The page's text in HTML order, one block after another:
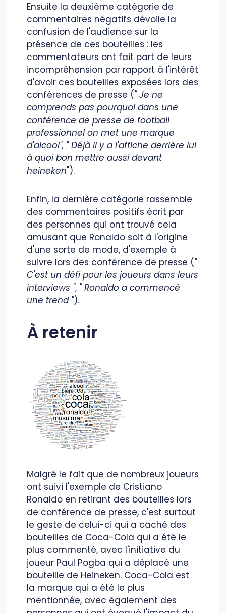
Ensuite la deuxième catégorie de
commentaires négatifs dévoile la
confusion de l'audience sur la
présence de ces bouteilles : les
commentateurs ont fait part de leurs
incompréhension par rapport à l'intérêt
d'avoir ces bouteilles exposées lors des
conférences de presse (" Je ne
comprends pas pourquoi dans une
conférence de presse de football
professionnel on met une marque
d'alcool", " Déjà il y a l'affiche derrière lui
à quoi bon mettre aussi devant
heineken").
Enfin, la dernière catégorie rassemble
des commentaires positifs écrit par
des personnes qui ont trouvé cela
amusant que Ronaldo soit à l'origine
d'une sorte de mode, d'exemple à
suivre lors des conférence de presse ("
C'est un défi pour les joueurs dans leurs
interviews ", " Ronaldo a commencé
une trend ").
À retenir
Malgré le fait que de nombreux joueurs
ont suivi l'exemple de Cristiano
Ronaldo en retirant des bouteilles lors
de conférence de presse, c'est surtout
le geste de celui-ci qui a caché des
bouteilles de Coca-Cola qui a été le
plus commenté, avec l'initiative du
joueur Paul Pogba qui a déplacé une
bouteille de Heineken. Coca-Cola est
la marque qui a été le plus
mentionnée, avec également des